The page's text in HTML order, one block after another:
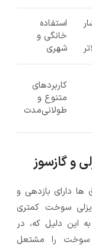
استفاده
خانگی و
شهری
کاربردهای
متنوع و
طولانی‌مدت
و گازسوز
دارای بازدهی و
سوخت کمتری
این دلیل که، در
سوخت را مشتعل